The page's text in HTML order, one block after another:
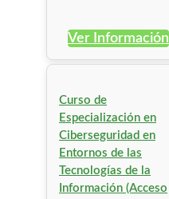
Ver Información
Curso de
Especialización en
Ciberseguridad en
Entornos de las
Tecnologías de la
Información (Acceso